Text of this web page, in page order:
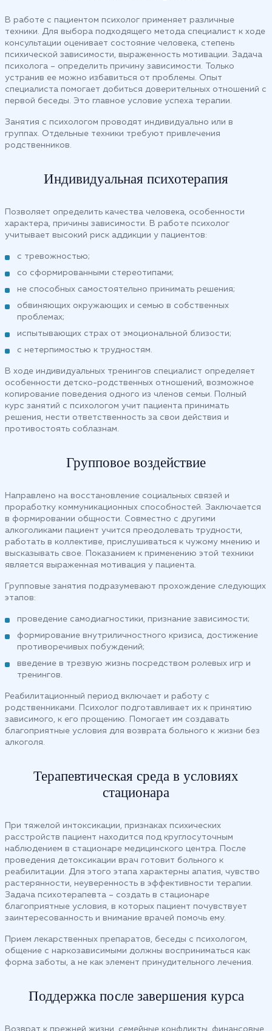
В работе с пациентом психолог применяет различные
техники. Для выбора подходящего метода специалист к ходе
консультации оценивает состояние человека, степень
психической зависимости, выраженность мотивации. Задача
психолога – определить причину зависимости. Только
устранив ее можно избавиться от проблемы. Опыт
специалиста помогает добиться доверительных отношений с
первой беседы. Это главное условие успеха терапии.
Занятия с психологом проводят индивидуально или в
группах. Отдельные техники требуют привлечения
родственников.
Индивидуальная психотерапия
Позволяет определить качества человека, особенности
характера, причины зависимости. В работе психолог
учитывает высокий риск аддикции у пациентов:
с тревожностью;
со сформированными стереотипами;
не способных самостоятельно принимать решения;
обвиняющих окружающих и семью в собственных
проблемах;
испытывающих страх от эмоциональной близости;
с нетерпимостью к трудностям.
В ходе индивидуальных тренингов специалист определяет
особенности детско-родственных отношений, возможное
копирование поведения одного из членов семьи. Полный
курс занятий с психологом учит пациента принимать
решения, нести ответственность за свои действия и
противостоять соблазнам.
Групповое воздействие
Направлено на восстановление социальных связей и
проработку коммуникационных способностей. Заключается
в формировании общности. Совместно с другими
алкоголиками пациент учится преодолевать трудности,
работать в коллективе, прислушиваться к чужому мнению и
высказывать свое. Показанием к применению этой техники
является выраженная мотивация у пациента.
Групповые занятия подразумевают прохождение следующих
этапов:
проведение самодиагностики, признание зависимости;
формирование внутриличностного кризиса, достижение
противоречивых побуждений;
введение в трезвую жизнь посредством ролевых игр и
тренингов.
Реабилитационный период включает и работу с
родственниками. Психолог подготавливает их к принятию
зависимого, к его прощению. Помогает им создавать
благоприятные условия для возврата больного к жизни без
алкоголя.
Терапевтическая среда в условиях
стационара
При тяжелой интоксикации, признаках психических
расстройств пациент находится под круглосуточным
наблюдением в стационаре медицинского центра. После
проведения детоксикации врач готовит больного к
реабилитации. Для этого этапа характерны апатия, чувство
растерянности, неуверенность в эффективности терапии.
Задача психотерапевта – создать в стационаре
благоприятные условия, в которых пациент почувствует
заинтересованность и внимание врачей помочь ему.
Прием лекарственных препаратов, беседы с психологом,
общение с наркозависимыми должны восприниматься как
форма заботы, а не как элемент принудительного лечения.
Поддержка после завершения курса
Возврат к прежней жизни, семейные конфликты, финансовые